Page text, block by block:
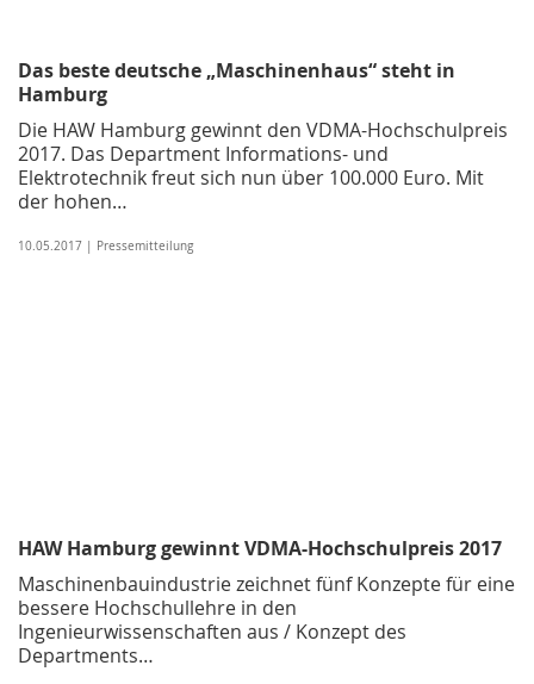
Das beste deutsche „Maschinenhaus“ steht in
Hamburg
Die HAW Hamburg gewinnt den VDMA-Hochschulpreis
2017. Das Department Informations- und
Elektrotechnik freut sich nun über 100.000 Euro. Mit
der hohen…
10.05.2017 | Pressemitteilung
HAW Hamburg gewinnt VDMA-Hochschulpreis 2017
Maschinenbauindustrie zeichnet fünf Konzepte für eine
bessere Hochschullehre in den
Ingenieurwissenschaften aus / Konzept des
Departments…